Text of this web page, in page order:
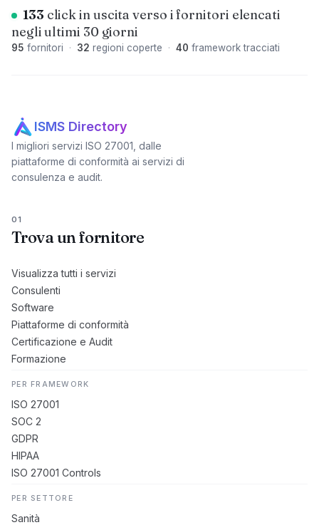
133 click in uscita verso i fornitori elencati
negli ultimi 30 giorni
95 fornitori · 32 regioni coperte · 40 framework tracciati
ISMS Directory
I migliori servizi ISO 27001, dalle
piattaforme di conformità ai servizi di
consulenza e audit.
01
Trova un fornitore
Visualizza tutti i servizi
Consulenti
Software
Piattaforme di conformità
Certificazione e Audit
Formazione
PER FRAMEWORK
ISO 27001
SOC 2
GDPR
HIPAA
ISO 27001 Controls
PER SETTORE
Sanità